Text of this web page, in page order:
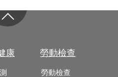
康 勞動檢查
勞動檢查